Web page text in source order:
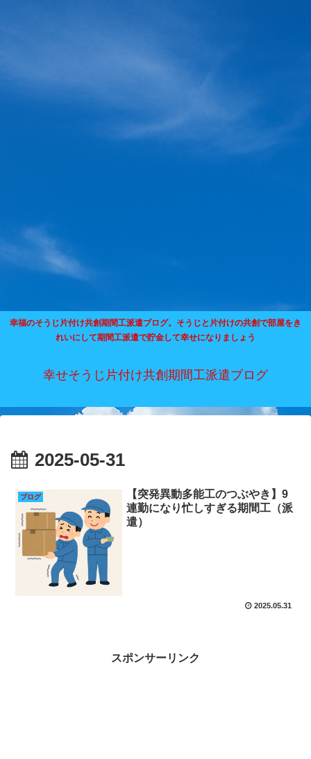
幸福のそうじ片付け共創期間工派遣ブログ。そうじと片付けの共創で部屋をき
れいにして期間工派遣で貯金して幸せになりましょう
幸せそうじ片付け共創期間工派遣ブログ
2025-05-31
ブログ
【突発異動多能工のつぶやき】9
連勤になり忙しすぎる期間工（派
遣）
2025.05.31
スポンサーリンク